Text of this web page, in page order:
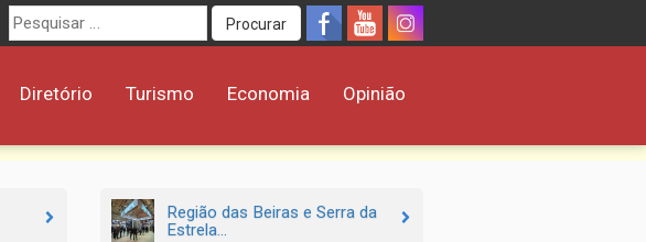
Procurar
por:
Procurar
Diretório Turismo Economia Opinião
Região das Beiras e Serra da
Estrela...